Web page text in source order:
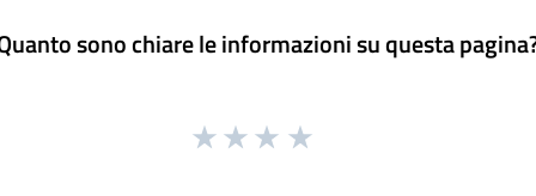
sono chiare le informazioni su questa